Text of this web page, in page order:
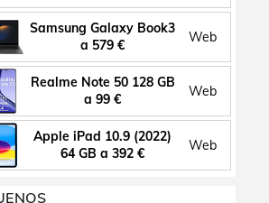
Samsung Galaxy Book3
a 579 €
Web
Realme Note 50 128 GB
a 99 €
Web
Apple iPad 10.9 (2022)
64 GB a 392 €
Web